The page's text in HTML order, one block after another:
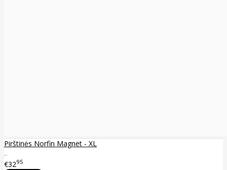
Pirštinės Norfin Magnet - XL
..
€3295